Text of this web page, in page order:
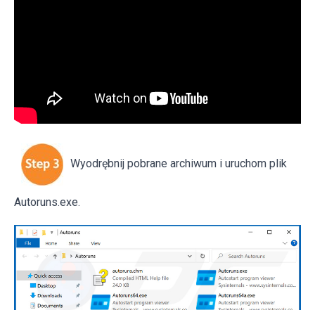
Wyodrębnij pobrane archiwum i uruchom plik
Autoruns.exe.